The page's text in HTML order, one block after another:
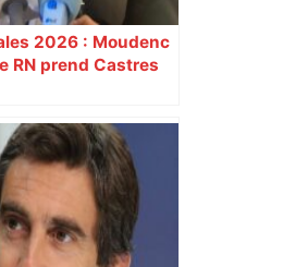
2026 : Moudenc
RN prend Castres